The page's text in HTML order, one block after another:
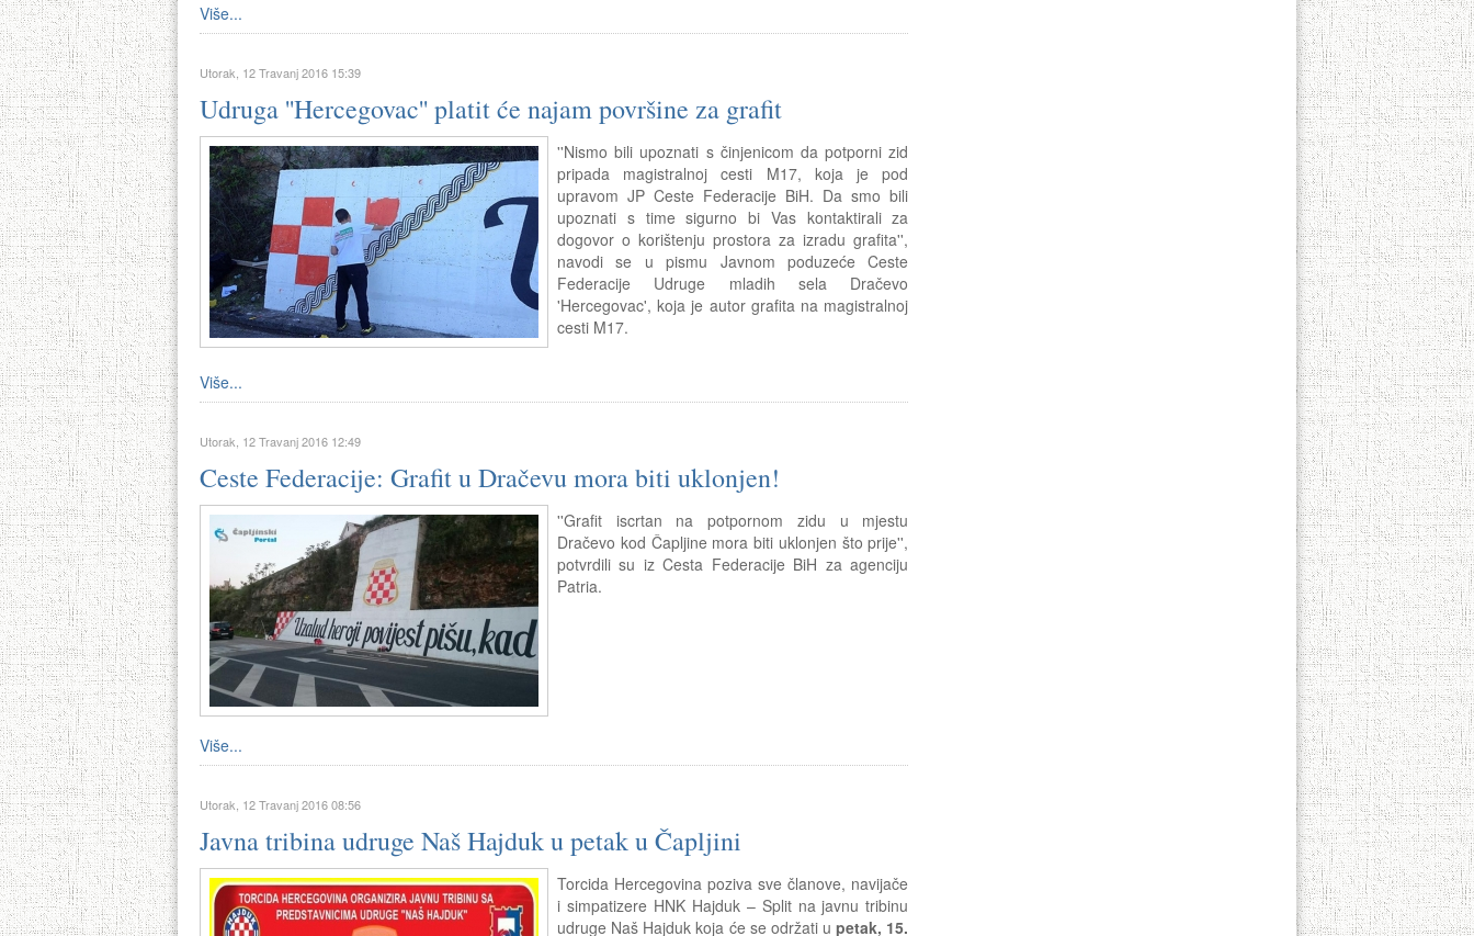
Više...
Utorak, 12 Travanj 2016 15:39
Udruga ''Hercegovac'' platit će najam površine za grafit
''Nismo bili upoznati s činjenicom da potporni zid
pripada magistralnoj cesti M17, koja je pod
upravom JP Ceste Federacije BiH. Da smo bili
upoznati s time sigurno bi Vas kontaktirali za
dogovor o korištenju prostora za izradu grafita'',
navodi se u pismu Javnom poduzeće Ceste
Federacije Udruge mladih sela Dračevo
'Hercegovac', koja je autor grafita na magistralnoj
cesti M17.
Više...
Utorak, 12 Travanj 2016 12:49
Ceste Federacije: Grafit u Dračevu mora biti uklonjen!
''Grafit iscrtan na potpornom zidu u mjestu
Dračevo kod Čapljine mora biti uklonjen što prije'',
potvrdili su iz Cesta Federacije BiH za agenciju
Patria.
Više...
Utorak, 12 Travanj 2016 08:56
Javna tribina udruge Naš Hajduk u petak u Čapljini
Torcida Hercegovina poziva sve članove, navijače
i simpatizere HNK Hajduk – Split na javnu tribinu
udruge Naš Hajduk koja će se održati upetak, 15.